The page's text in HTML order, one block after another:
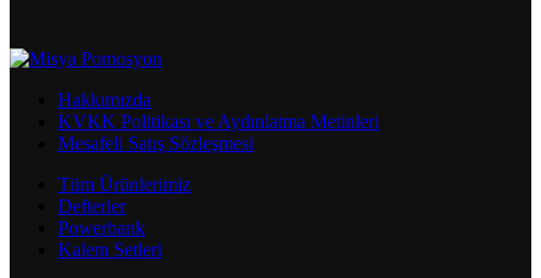
Hakkımızda
KVKK Politikası ve Aydınlatma Metinleri
Mesafeli Satış Sözleşmesi
Tüm Ürünlerimiz
Defterler
Powerbank
Kalem Setleri